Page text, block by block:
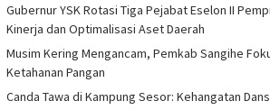
Gubernur YSK Rotasi Tiga Pejabat Eselon II
Kinerja dan Optimalisasi Aset Daerah
Musim Kering Mengancam, Pemkab Sangihe
Ketahanan Pangan
Canda Tawa di Kampung Sesor: Kehangatan